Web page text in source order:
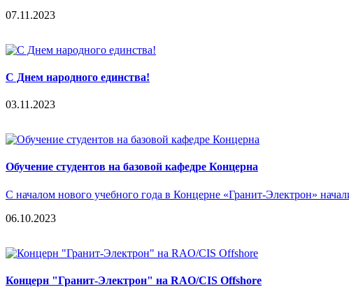
07.11.2023
С Днем народного единства!
03.11.2023
Обучение студентов на базовой кафедре Концерна
С началом нового учебного года в Концерне «Гранит-Электрон»
06.10.2023
Концерн "Гранит-Электрон" на RAO/CIS Offshore